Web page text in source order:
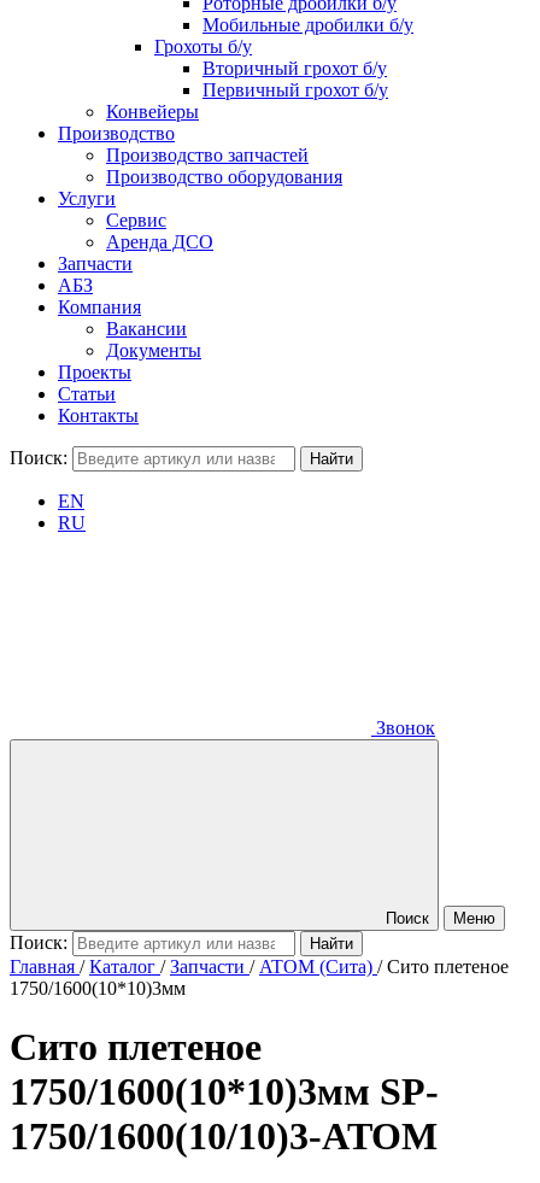
Мобильные дробилки б/у
Грохоты б/у
Вторичный грохот б/у
Первичный грохот б/у
Конвейеры
Производство
Производство запчастей
Производство оборудования
Услуги
Сервис
Аренда ДСО
Запчасти
АБЗ
Компания
Вакансии
Документы
Проекты
Статьи
Контакты
Поиск:
EN
RU
Звонок
Поиск Меню
Поиск:
Главная /Каталог /Запчасти / ATOM (Сита) /Сито плетеное
1750/1600(10*10)3мм
Сито плетеное
1750/1600(10*10)3мм SP-
1750/1600(10/10)3-ATOM